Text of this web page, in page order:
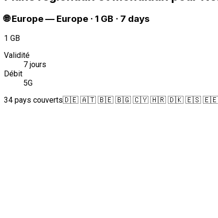
🌐 Europe— Europe · 1 GB · 7 days
1 GB
Validité
7 jours
Débit
5G
34 pays couverts🇩🇪 🇦🇹 🇧🇪 🇧🇬 🇨🇾 🇭🇷 🇩🇰 🇪🇸